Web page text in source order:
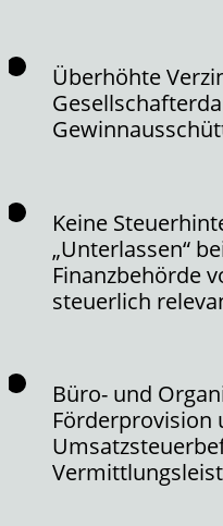
Überhöhte
Keine
„Unterlassen“
Finanzbehörde
steuerlich
Büro- und
Förderprovision